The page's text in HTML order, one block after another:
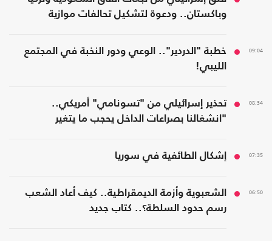
وباكستان.. ودعوة لتشكيل تحالفات موازية
09:04
خطبة "الدردير".. الوعي ودور النخبة في المجتمع
الليبي!
08:34
تحذير إسرائيلي من "تسونامي" أمريكي..
"انشغالنا بصراعات الداخل يحجب ما يتغير
07:35 إشكال الطائفية في سوريا
06:50
الشعبوية وأزمة الديمقراطية.. كيف أعاد الشعب
رسم حدود السلطة؟.. كتاب جديد